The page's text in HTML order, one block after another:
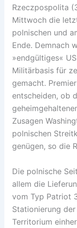
Rzeczpospolita
Mittwoch die
polnischen und
Ende. Demnach
»endgültiges«
Militärbasis für
gemacht.
entscheiden, ob
Zusagen
polnischen
genügen, so die
Die polnische
allem die
vom Typ Patriot
Stationierung
Territorium